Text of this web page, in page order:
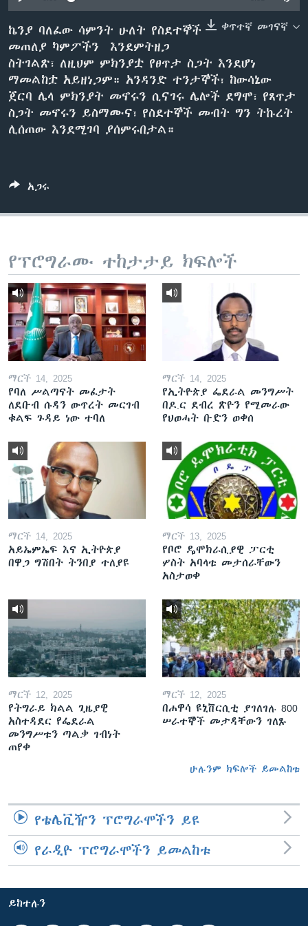
ቋንቋዎች
ቀጥተኛ መገናኛ
ኬንያ ባለፈው ሳምንት ሁለት የስደተኞች
መጠለያ ካምፖችን እንደምትዘጋ
ስትገልጽ፣ ለዚህም ምክንያቷ የፀጥታ ስጋት እንደሆነ
ማመልከቷ አይዘነጋም። አንዳንድ ተንታኞች፣ ከውሳኔው
ጀርባ ሌላ ምክንያት መኖሩን ሲናገሩ ሌሎች ደግሞ፣ የጸጥታ
ስጋት መኖሩን ይስማሙና፣ የስደተኞች መብት ግን ትኩረት
ሊሰጠው እንደሚገባ ያሰምሩበታል።
አጋሩ
የፕሮግራሙ ተከታታይ ክፍሎች
ማርች 14, 2025
የባለ ሥልጣናት መፈታት
ለደቡብ ሱዳን ውጥረት መርገብ
ቁልፍ ጉዳይ ነው ተባለ
ማርች 14, 2025
የኢትዮጵያ ፌደራል መንግሥት
በዶ.ር ደብረ ጽዮን የሚመራው
የህወሓት ቡድን ወቀሰ
ማርች 14, 2025
አይኤምኤፍ እና ኢትዮጵያ
በዋጋ ግሽበት ትንበያ ተለያዩ
ማርች 13, 2025
የቦሮ ዴሞክራሲያዊ ፓርቲ
ሦስት አባላቱ መታሰራቸውን
አስታወቀ
ማርች 12, 2025
የትግራይ ክልል ጊዜያዊ
አስተዳደር የፌደራል
መንግሥቱን ጣልቃ ገብነት
ጠየቀ
ማርች 12, 2025
በሐዋሳ ዩኒቨርሲቲ ያገለገሉ 800
ሠራተኞች መታዳቸውን ገለጹ
ሁሉንም ክፍሎች ይመልከቱ
የቴሌቪዥን ፕሮግራሞችን ይዩ
የራዲዮ ፕሮግራሞችን ይመልከቱ
ይከተሉን